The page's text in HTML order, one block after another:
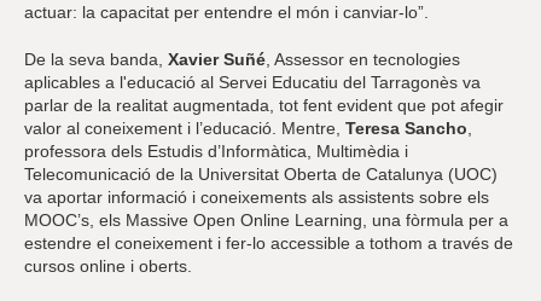
actuar: la capacitat per entendre el món i canviar-lo”.
De la seva banda, Xavier Suñé , Assessor en tecnologies
aplicables a l'educació al Servei Educatiu del Tarragonès va
parlar de la realitat augmentada, tot fent evident que pot afegir
valor al coneixement i l’educació. Mentre, Teresa Sancho
professora dels Estudis d’Informàtica, Multimèdia i
Telecomunicació de la Universitat Oberta de Catalunya (UOC)
va aportar informació i coneixements als assistents sobre els
MOOC’s, els Massive Open Online Learning, una fòrmula per a
estendre el coneixement i fer-lo accessible a tothom a través de
cursos online i oberts.